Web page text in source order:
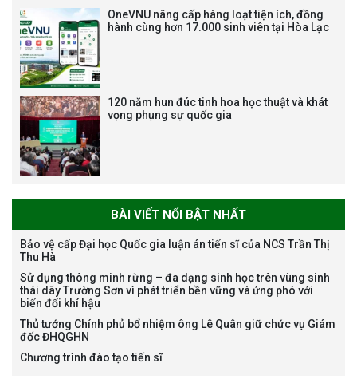
viên chức, người lao động các
vị trí việc làm chức danh nghề
Bảo vệ luận án tiến sĩ của NCS
OneVNU nâng cấp hàng loạt tiện ích, đồng
hành cùng hơn 17.000 sinh viên tại Hòa Lạc
120 năm hun đúc tinh hoa học thuật và khát
vọng phụng sự quốc gia
BÀI VIẾT NỔI BẬT NHẤT
Bảo vệ cấp Đại học Quốc gia luận án tiến sĩ của NCS Trần Thị
Thu Hà
Sử dụng thông minh rừng – đa dạng sinh học trên vùng sinh
thái dãy Trường Sơn vì phát triển bền vững và ứng phó với
biến đổi khí hậu
Thủ tướng Chính phủ bổ nhiệm ông Lê Quân giữ chức vụ Giám
đốc ĐHQGHN
Chương trình đào tạo tiến sĩ